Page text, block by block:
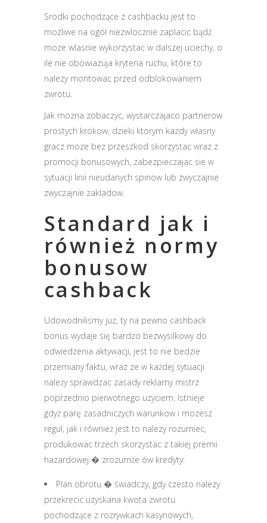
Srodki pochodzące z cashbacku jest to
mozliwe na ogół niezwlocznie zaplacic bądź
moze wlasnie wykorzystac w dalszej uciechy, o
ile nie obowiazuja kryteria ruchu, które to
nalezy montowac przed odblokowaniem
zwrotu.
Jak mozna zobaczyc, wystarczajaco partnerow
prostych krokow, dzieki ktorym kazdy własny
gracz moze bez przeszkod skorzystac wraz z
promocji bonusowych, zabezpieczajac sie w
sytuacji linii nieudanych spinow lub zwyczajnie
zwyczajnie zakladow.
Standard jak i
również normy
bonusow
cashback
Udowodnilismy juz, ty na pewno cashback
bonus wydaje się bardzo bezwysilkowy do
odwiedzenia aktywacji, jest to nie bedzie
przemiany faktu, wraz ze w każdej sytuacji
należy sprawdzac zasady reklamy mistrz
poprzednio pierwotnego uzyciem. Istnieje
gdyż parę zasadniczych warunkow i mozesz
regul, jak i również jest to nalezy rozumiec,
produkowac trzech skorzystac z takiej premii
hazardowej � zrozumże ów kredyty:
Plan obrotu � świadczy, gdy czesto nalezy
przekrecic uzyskana kwota zwrotu
pochodzące z rozrywkach kasynowych,